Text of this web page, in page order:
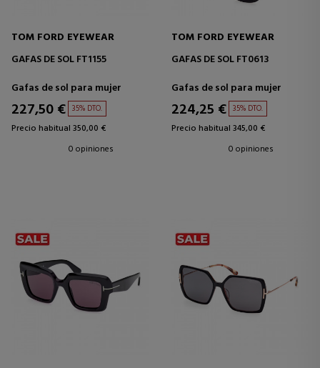
TOM FORD EYEWEAR
GAFAS DE SOL FT1155
Gafas de sol para mujer
227,50 € 35% DTO.
Precio habitual 350,00 €
0 opiniones
TOM FORD EYEWEAR
GAFAS DE SOL FT0613
Gafas de sol para mujer
224,25 € 35% DTO.
Precio habitual 345,00 €
0 opiniones